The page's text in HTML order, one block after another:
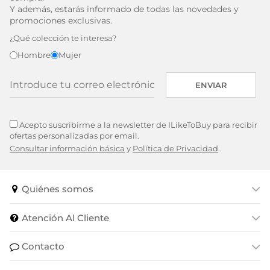
Y además, estarás informado de todas las novedades y
promociones exclusivas.
¿Qué colección te interesa?
Hombre
Mujer
ENVIAR
Acepto suscribirme a la newsletter de ILikeToBuy para recibir
ofertas personalizadas por email.
Consultar información básica y Política de Privacidad.
Quiénes somos
Atención Al Cliente
Contacto
Puedes volver a configurar tus cookies desde la sección
"Configuración de cookies" al pie de la página. También puedes
consultar nuestra política de cookies